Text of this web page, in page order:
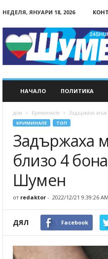
НЕДЕЛЯ, ЯНУАРИ 18, 2026
НАЧАЛО ПОЛИТИКА
дом Криминале Задържаха мъж
КРИМИНАЛЕ ТОП
Задържаха
близо 4
Шумен
от redaktor- 2022/12/21 9:39:26 AM
ДЯЛ Facebook